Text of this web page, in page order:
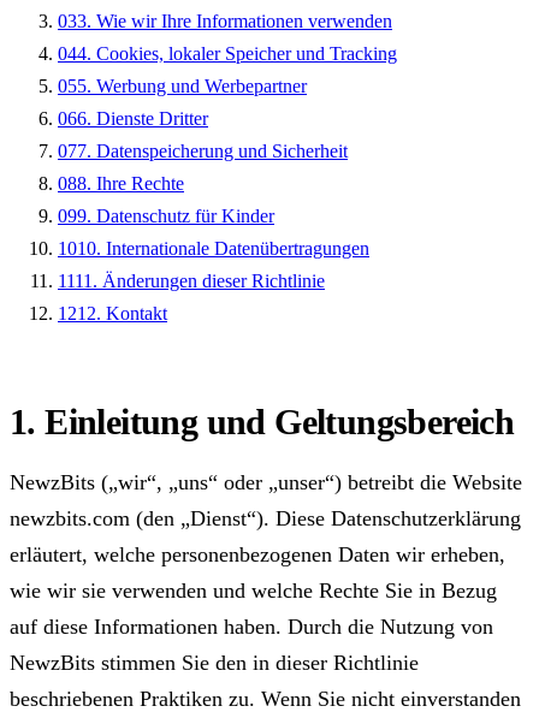
033. Wie wir Ihre Informationen verwenden
044. Cookies, lokaler Speicher und Tracking
055. Werbung und Werbepartner
066. Dienste Dritter
077. Datenspeicherung und Sicherheit
088. Ihre Rechte
099. Datenschutz für Kinder
1010. Internationale Datenübertragungen
1111. Änderungen dieser Richtlinie
1212. Kontakt
1. Einleitung und Geltungsbereich
NewzBits („wir“, „uns“ oder „unser“) betreibt die Website
newzbits.com (den „Dienst“). Diese Datenschutzerklärung
erläutert, welche personenbezogenen Daten wir erheben,
wie wir sie verwenden und welche Rechte Sie in Bezug
auf diese Informationen haben. Durch die Nutzung von
NewzBits stimmen Sie den in dieser Richtlinie
beschriebenen Praktiken zu. Wenn Sie nicht einverstanden